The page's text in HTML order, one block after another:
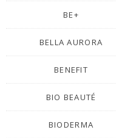
BE+
BELLA AURORA
BENEFIT
BIO BEAUTÉ
BIODERMA